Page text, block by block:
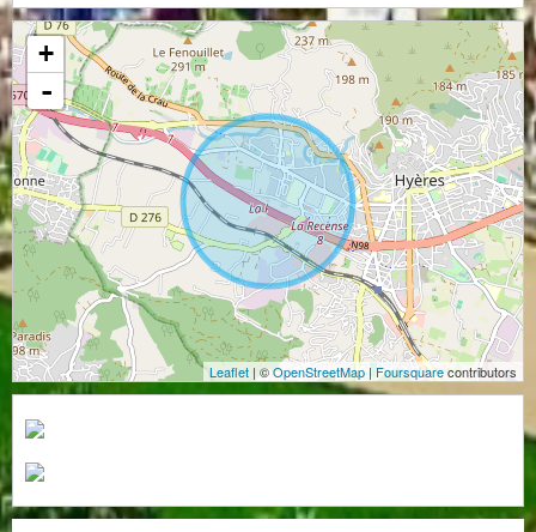
+
-
Leaflet | ©OpenStreetMap| Foursquarecontributors